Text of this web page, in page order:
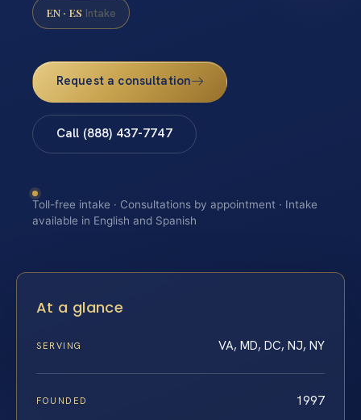
EN · ES Intake
Request a consultation
Call (888) 437-7747
Toll-free intake · Consultations by appointment · Intake
available in English and Spanish
At a glance
SERVING VA, MD, DC, NJ, NY
FOUNDED 1997